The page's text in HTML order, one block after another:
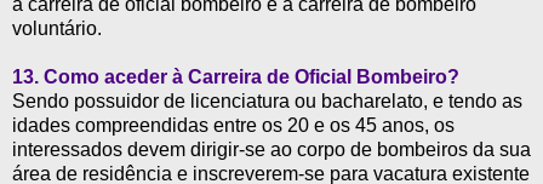
a carreira de oficial bombeiro e a carreira de bombeiro
voluntário.
13. Como aceder à Carreira de Oficial Bombeiro?
Sendo possuidor de licenciatura ou bacharelato, e tendo as
idades compreendidas entre os 20 e os 45 anos, os
interessados devem dirigir-se ao corpo de bombeiros da sua
área de residência e inscreverem-se para vacatura existente